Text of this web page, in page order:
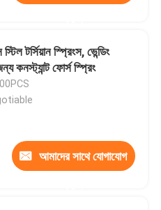
টর্সিয়ান স্প্রিংস, ভেন্ডিং
কনস্ট্যান্ট ফোর্স স্প্রিং
আমাদের সাথে যোগাযোগ